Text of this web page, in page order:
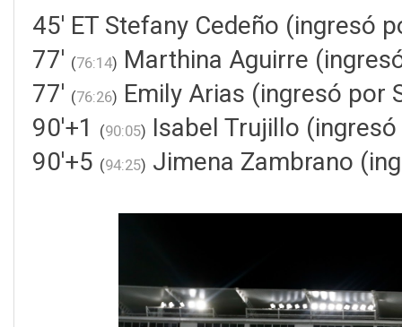
45' ET Stefany Cedeño (ingresó
77' (76:14) Marthina Aguirre
77' (76:26) Emily Arias (ingresó por
90'+1
(90:05) Isabel Trujillo
90'+5 (94:25) Jimena Zambrano